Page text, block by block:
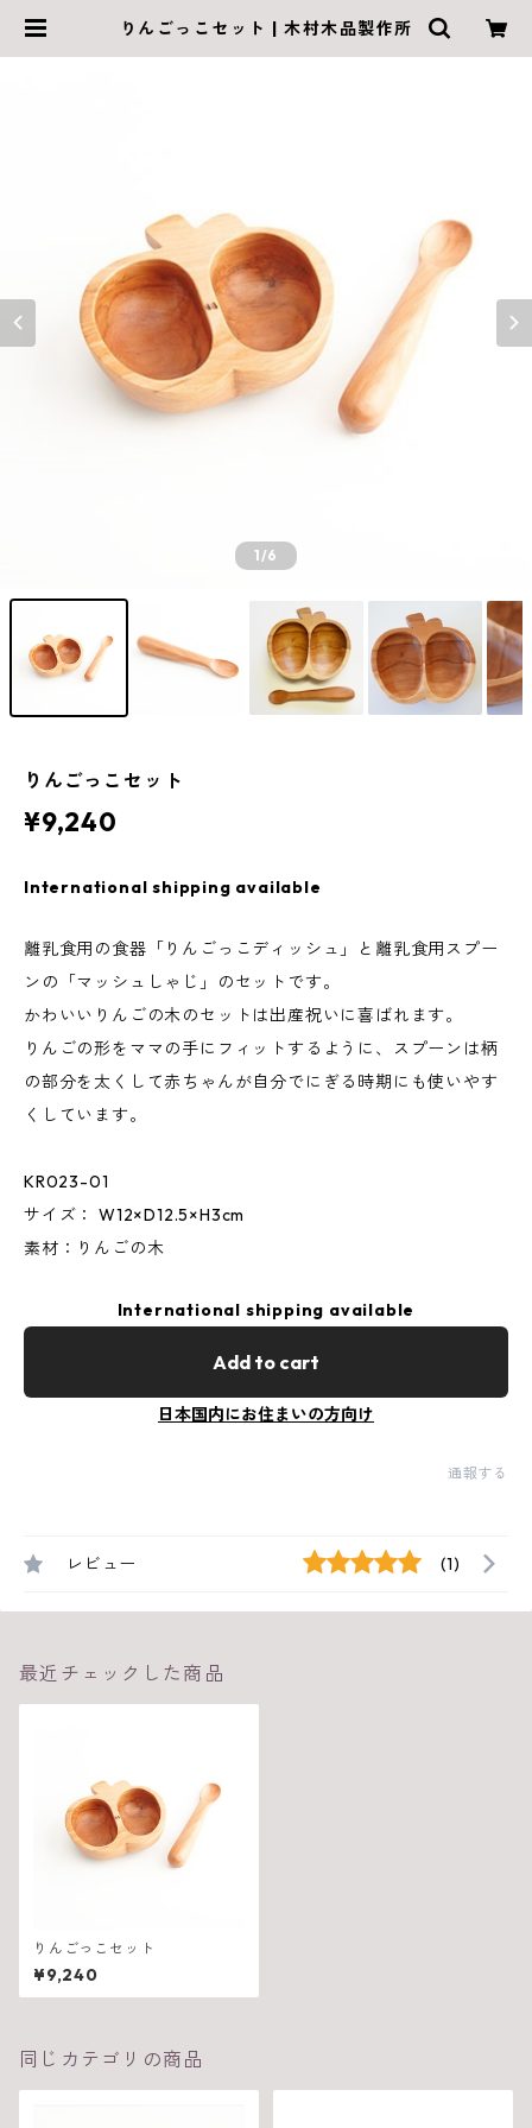
りんごっこセット | 木村木品製作所
1/6
りんごっこセット
¥9,240
International shipping available
離乳食用の食器「りんごっこディッシュ」と離乳食用スプー
ンの「マッシュしゃじ」のセットです。
かわいいりんごの木のセットは出産祝いに喜ばれます。
りんごの形をママの手にフィットするように、スプーンは柄
の部分を太くして赤ちゃんが自分でにぎる時期にも使いやす
くしています。
KR023-01
サイズ： W12×D12.5×H3cm
素材：りんごの木
International shipping available
Add to cart
日本国内にお住まいの方向け
通報する
レビュー (1)
最近チェックした商品
りんごっこセット
¥9,240
同じカテゴリの商品